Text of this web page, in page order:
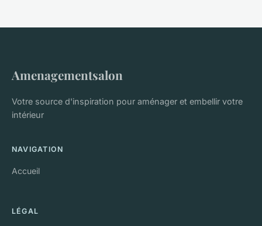
Amenagementsalon
Votre source d'inspiration pour aménager et embellir votre
intérieur
NAVIGATION
Accueil
LÉGAL